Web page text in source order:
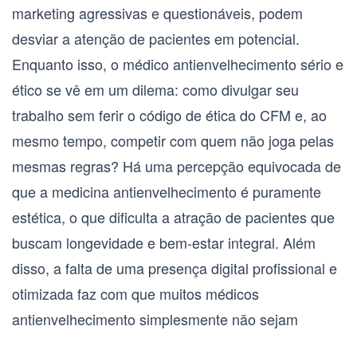
marketing agressivas e questionáveis, podem
desviar a atenção de pacientes em potencial.
Enquanto isso, o médico antienvelhecimento sério e
ético se vê em um dilema: como divulgar seu
trabalho sem ferir o código de ética do CFM e, ao
mesmo tempo, competir com quem não joga pelas
mesmas regras? Há uma percepção equivocada de
que a medicina antienvelhecimento é puramente
estética, o que dificulta a atração de pacientes que
buscam longevidade e bem-estar integral. Além
disso, a falta de uma presença digital profissional e
otimizada faz com que muitos médicos
antienvelhecimento simplesmente não sejam